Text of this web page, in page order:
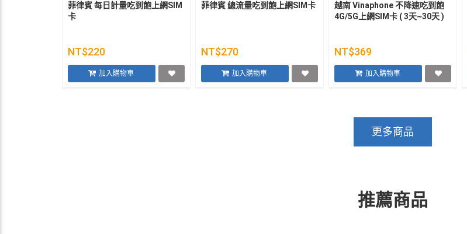
菲律賓 每日計量吃到飽上網SIM
卡
NT$220
加入購物車
菲律賓 總流量吃到飽上網SIM卡
NT$270
加入購物車
越南 Vinaphone 不降速吃到飽
4G/5G上網SIM卡 ( 3天~30天 )
NT$369
加入購物車
更多商品
推薦商品